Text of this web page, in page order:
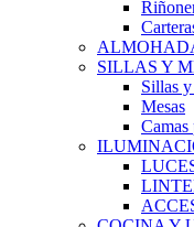
SILLAS Y
Sillas
Mesas
Camas